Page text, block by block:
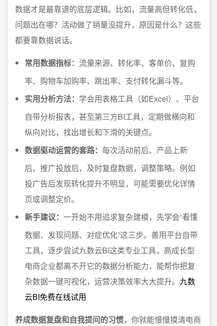
数据才是最靠谱的底层逻辑。比如，流量高但转化低，
问题出在哪？活动做了销量没提升，原因是什么？这些
都要靠数据说话。
常用数据指标： 流量来源、转化率、客单价、复购
率、购物车加购率、跳出率、支付转化漏斗等。
实用分析方法： 学会用表格工具（如Excel）、平台
自带分析报表，甚至第三方BI工具，定期做横向和
纵向对比，找出增长和下滑的关键点。
数据驱动运营的套路： 每次活动前后、产品上新
后、推广投放后，及时复盘数据，调整策略。例如
投广告后发现转化提升不明显，可能需要优化详情
页或调整定价。
新手建议： 一开始不用追求复杂建模，先学会“看懂
数据、发现问题、对症优化”这三步。善用平台自带
工具，逐步尝试九数云BI这类专业工具，高成长型
电商企业都离不开它的数据分析能力，能帮你把复
杂数据一键可视化，运营决策效率大大提升。 九数
云BI免费在线试用
养成数据复盘和自我提问的习惯，你就能慢慢摸清电商